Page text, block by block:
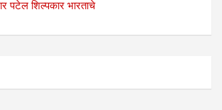
पटेल शिल्पकार भारताचे